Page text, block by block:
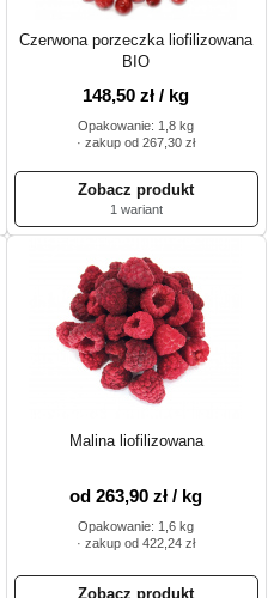
Czerwona porzeczka liofilizowana
BIO
148,50 zł / kg
Opakowanie: 1,8 kg
· zakup od 267,30 zł
1 wariant
Malina liofilizowana
od 263,90 zł / kg
Opakowanie: 1,6 kg
· zakup od 422,24 zł